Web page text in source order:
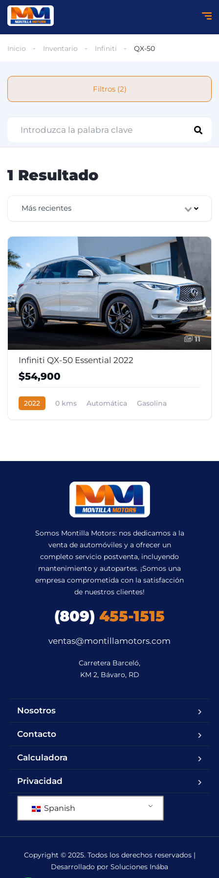
Inicio Inventario Infiniti QX-50
Filtros (2)
1 Resultado
Más recientes
11
Infiniti QX-50 Essential 2022
$54,900
2022 0 kms Automática
Gasolina
Somos Montilla Motors: nos dedicamos a la
venta de automóviles y a ofrecer un
completo servicio postventa, incluyendo
mantenimiento y autopartes. ¡Somos una
empresa comprometida con la satisfacción
de nuestros clientes!
(809) 455-1515
ventas@montillamotors.com
Carretera Barceló,
KM 2, Bávaro, RD
Nosotros
Contacto
Calculadora
Privacidad
Spanish
Copyright © 2025. Todos los derechos reservados |
Desarrollado por Soluciones Inába